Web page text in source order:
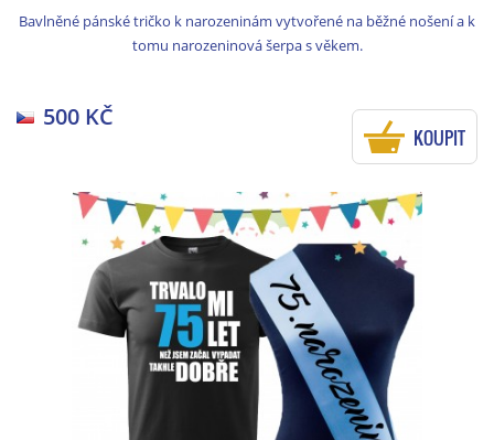
Bavlněné pánské tričko k narozeninám vytvořené na běžné nošení a k
tomu narozeninová šerpa s věkem.
500 KČ
KOUPIT